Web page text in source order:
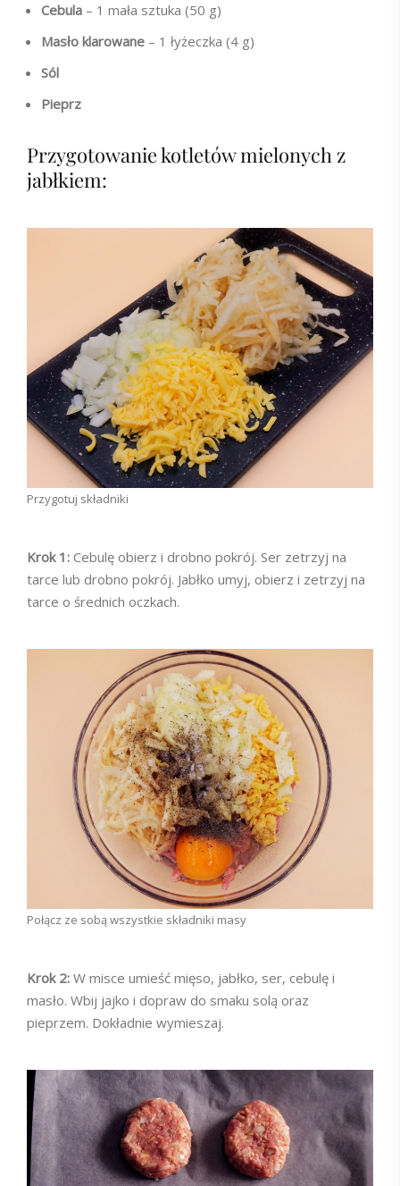
Cebula – 1 mała sztuka (50 g)
Masło klarowane – 1 łyżeczka (4 g)
Sól
Pieprz
Przygotowanie kotletów mielonych z
jabłkiem:
Przygotuj składniki
Krok 1: Cebulę obierz i drobno pokrój. Ser zetrzyj na
tarce lub drobno pokrój. Jabłko umyj, obierz i zetrzyj na
tarce o średnich oczkach.
Połącz ze sobą wszystkie składniki masy
Krok 2: W misce umieść mięso, jabłko, ser, cebulę i
masło. Wbij jajko i dopraw do smaku solą oraz
pieprzem. Dokładnie wymieszaj.